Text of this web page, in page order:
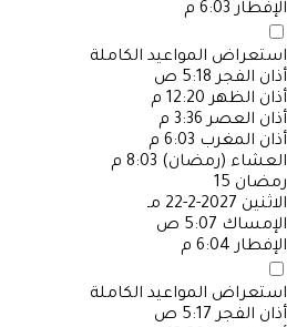
الإفطار 6:03 م
استعراض المواعيد الكاملة
أذان الفجر 5:18 ص
أذان الظهر 12:20 م
أذان العصر 3:36 م
أذان المغرب 6:03 م
العشاء (رمضان) 8:03 م
رمضان 15
الاثنين 2027-2-22 مـ
الإمساك 5:07 ص
الإفطار 6:04 م
استعراض المواعيد الكاملة
أذان الفجر 5:17 ص